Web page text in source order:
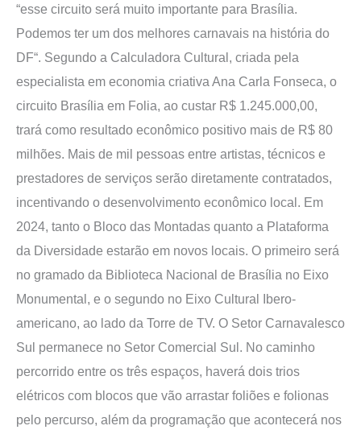
“esse circuito será muito importante para Brasília.
Podemos ter um dos melhores carnavais na história do
DF“. Segundo a Calculadora Cultural, criada pela
especialista em economia criativa Ana Carla Fonseca, o
circuito Brasília em Folia, ao custar R$ 1.245.000,00,
trará como resultado econômico positivo mais de R$ 80
milhões. Mais de mil pessoas entre artistas, técnicos e
prestadores de serviços serão diretamente contratados,
incentivando o desenvolvimento econômico local. Em
2024, tanto o Bloco das Montadas quanto a Plataforma
da Diversidade estarão em novos locais. O primeiro será
no gramado da Biblioteca Nacional de Brasília no Eixo
Monumental, e o segundo no Eixo Cultural Ibero-
americano, ao lado da Torre de TV. O Setor Carnavalesco
Sul permanece no Setor Comercial Sul. No caminho
percorrido entre os três espaços, haverá dois trios
elétricos com blocos que vão arrastar foliões e folionas
pelo percurso, além da programação que acontecerá nos